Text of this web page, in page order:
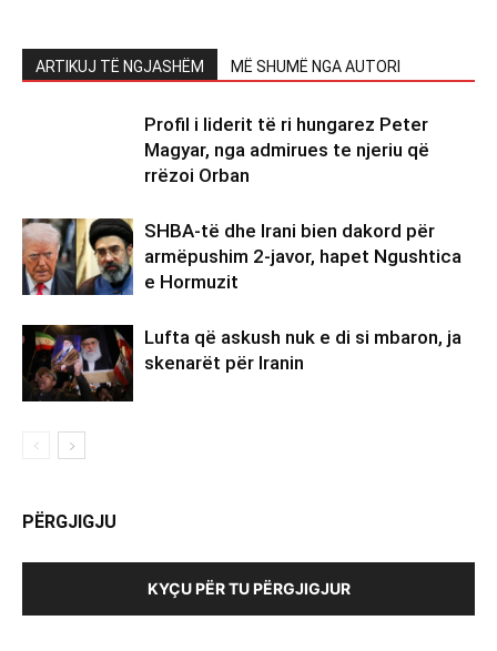
ARTIKUJ TË NGJASHËM MË SHUMË NGA AUTORI
Profil i liderit të ri hungarez Peter
Magyar, nga admirues te njeriu që
rrëzoi Orban
SHBA-të dhe Irani bien dakord për
armëpushim 2-javor, hapet Ngushtica
e Hormuzit
Lufta që askush nuk e di si mbaron, ja
skenarët për Iranin
PËRGJIGJU
KYÇU PËR TU PËRGJIGJUR